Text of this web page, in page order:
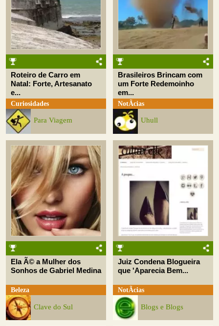
Roteiro de Carro em
Natal: Forte, Artesanato
e...
Curiosidades
Para Viagem
Brasileiros Brincam com
um Forte Redemoinho
em...
NotÃ­cias
Uhull
Ela Ã© a Mulher dos
Sonhos de Gabriel Medina
Beleza
Clave do Sul
Juiz Condena Blogueira
que 'Aparecia Bem...
NotÃ­cias
Blogs e Blogs